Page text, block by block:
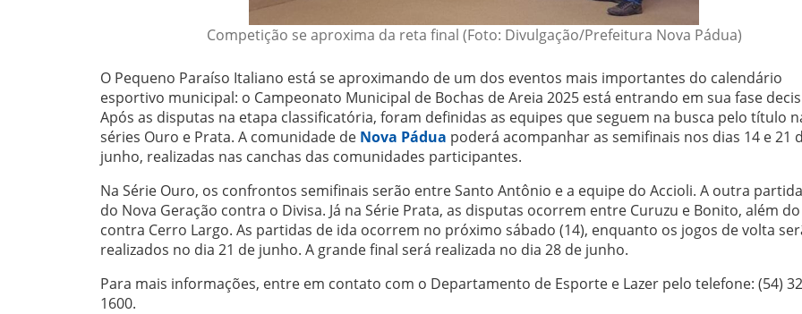
Competição se aproxima da reta final (Foto: Divulgação/Prefeitura Nova Pádua)
O Pequeno Paraíso Italiano está se aproximando de um dos eventos mais importantes do calendário
esportivo municipal: o Campeonato Municipal de Bochas de Areia 2025 está entrando em sua fase
Após as disputas na etapa classificatória, foram definidas as equipes que seguem na busca pelo título
séries Ouro e Prata. A comunidade de Nova Pádua poderá acompanhar as semifinais nos dias 14 e 21
junho, realizadas nas canchas das comunidades participantes.
Na Série Ouro, os confrontos semifinais serão entre Santo Antônio e a equipe do Accioli. A outra
do Nova Geração contra o Divisa. Já na Série Prata, as disputas ocorrem entre Curuzu e Bonito, além
contra Cerro Largo. As partidas de ida ocorrem no próximo sábado (14), enquanto os jogos de volta
realizados no dia 21 de junho. A grande final será realizada no dia 28 de junho.
Para mais informações, entre em contato com o Departamento de Esporte e Lazer pelo telefone: (54)
1600.